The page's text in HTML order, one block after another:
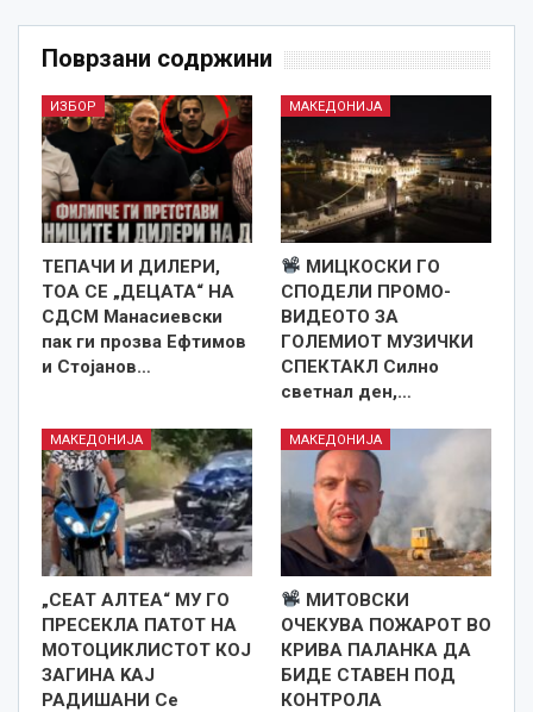
Поврзани содржини
ИЗБОР
TEПАЧИ И ДИЛЕРИ,
ТОА СЕ „ДЕЦАТА“ НА
СДСМ Манасиевски
пак ги прозва Ефтимов
и Стојанов…
МАКЕДОНИЈА
МИЦКОСКИ ГО
СПОДЕЛИ ПРОМО-
ВИДЕОТО ЗА
ГОЛЕМИОТ МУЗИЧКИ
СПЕКТАКЛ Силно
светнал ден,…
МАКЕДОНИЈА
„СЕАТ АЛТЕА“ МУ ГО
ПРЕСЕКЛА ПАТОТ НА
МОТОЦИКЛИСТОТ КОЈ
ЗАГИНА KAJ
РАДИШАНИ Се
МАКЕДОНИЈА
МИТОВСКИ
ОЧЕКУВА ПОЖАРОТ ВО
КРИВА ПАЛАНКА ДА
БИДЕ СТАВЕН ПОД
КОНТРОЛА